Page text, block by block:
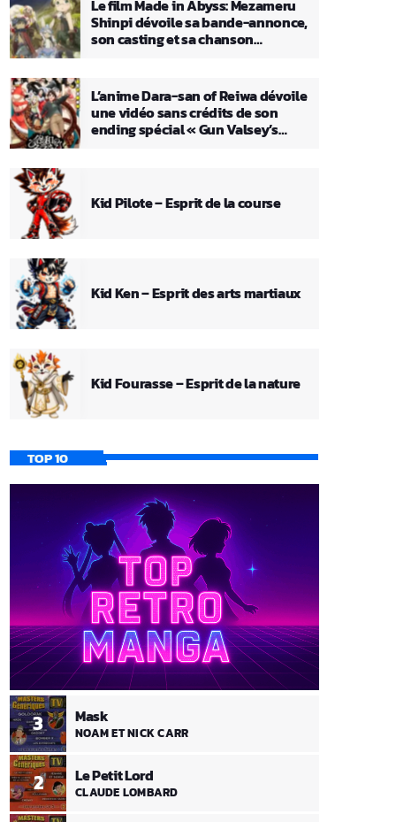
Le film Made in Abyss: Mezameru
Shinpi dévoile sa bande-annonce,
son casting et sa chanson
L’anime Dara-san of Reiwa dévoile
une vidéo sans crédits de son
ending spécial « Gun Valsey’s
Kid Pilote – Esprit de la course
Kid Ken – Esprit des arts martiaux
Kid Fourasse – Esprit de la nature
TOP 10
2 Le Petit Lord
CLAUDE LOMBARD
3 Mask
NOAM ET NICK CARR